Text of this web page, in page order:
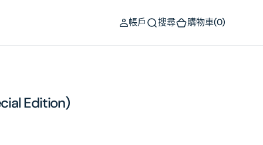
帳戶 搜尋 購物車(0)
Edition)